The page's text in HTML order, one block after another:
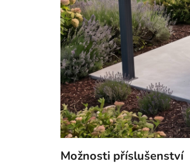
Možnosti příslušenství